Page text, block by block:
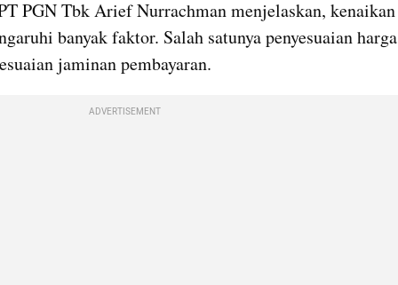
PGN Tbk Arief Nurrachman menjelaskan, kenaikan
banyak faktor. Salah satunya penyesuaian harga
jaminan pembayaran.
ADVERTISEMENT